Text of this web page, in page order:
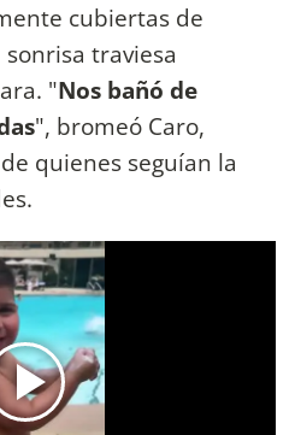
cubiertas de
traviesa
"Nos bañó de
", bromeó Caro,
quienes seguían la